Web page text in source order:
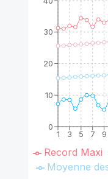
1 3 5 7 9
0
10
20
30
Record Maxi
Moyenne